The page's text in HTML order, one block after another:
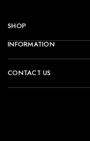
SHOP
INFORMATION
CONTACT US